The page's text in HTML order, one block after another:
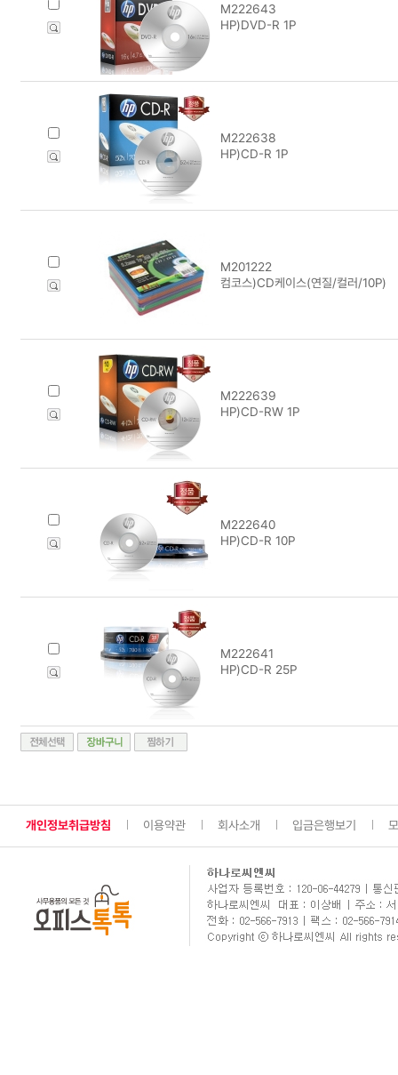
M222643
HP)DVD-R 1P
M222638
HP)CD-R 1P
M201222
컴코스)CD케이스(연질/컬러/10P)
M222639
HP)CD-RW 1P
M222640
HP)CD-R 10P
M222641
HP)CD-R 25P
개인정보취급방침 이용약관 회사소개 입금은행보기